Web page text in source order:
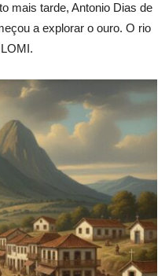
mais tarde, Antonio Dias de
a explorar o ouro. O rio